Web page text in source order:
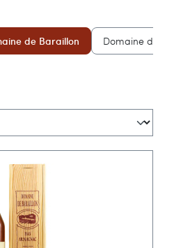
de Baraillon Domaine du